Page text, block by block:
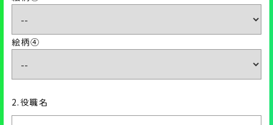
絵柄④
2.役職名